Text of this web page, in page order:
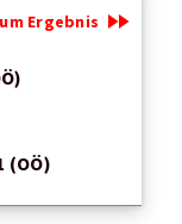
(OÖ)
Ergebnis fast_forward